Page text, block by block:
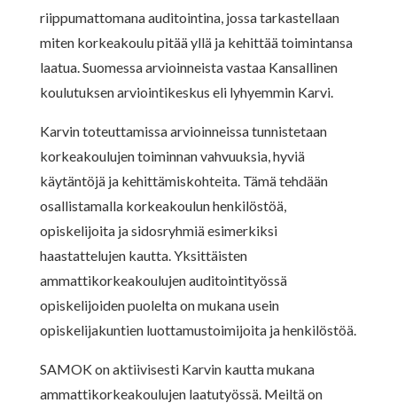
riippumattomana auditointina, jossa tarkastellaan
miten korkeakoulu pitää yllä ja kehittää toimintansa
laatua. Suomessa arvioinneista vastaa Kansallinen
koulutuksen arviointikeskus eli lyhyemmin Karvi.
Karvin toteuttamissa arvioinneissa tunnistetaan
korkeakoulujen toiminnan vahvuuksia, hyviä
käytäntöjä ja kehittämiskohteita. Tämä tehdään
osallistamalla korkeakoulun henkilöstöä,
opiskelijoita ja sidosryhmiä esimerkiksi
haastattelujen kautta. Yksittäisten
ammattikorkeakoulujen auditointityössä
opiskelijoiden puolelta on mukana usein
opiskelijakuntien luottamustoimijoita ja henkilöstöä.
SAMOK on aktiivisesti Karvin kautta mukana
ammattikorkeakoulujen laatutyössä. Meiltä on